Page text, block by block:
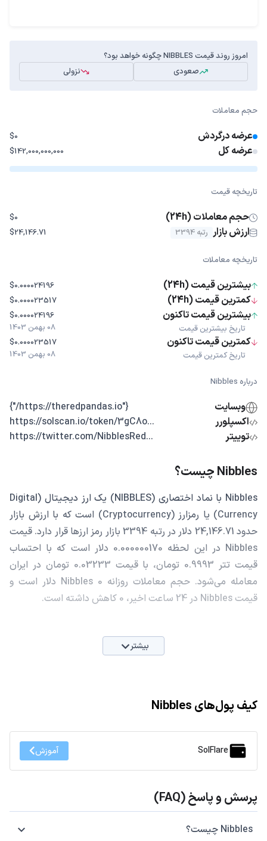
امروز روند قیمت NIBBLES چگونه خواهد بود؟
صعودی
نزولی
حجم معاملات
عرضه درگردش $0
عرضه کل $142,000,000,000
تاریخچه قیمت
حجم معاملات (24h) $0
ارزش بازار رتبه 3394 $24,146.71
تاریخچه معاملات
بیشترین قیمت (24h) $0.000024196
کمترین قیمت (24h) $0.000023517
بیشترین قیمت تاکنون
تاریخ بیشترین قیمت
$0.000024196
08 بهمن 1403
کمترین قیمت تاکنون
تاریخ کمترین قیمت
$0.000023517
08 بهمن 1403
درباره Nibbles
وبسایت
{"https://theredpandas.io/"}
اکسپلورر
...https://solscan.io/token/3gC8o
توییتر
...https://twitter.com/NibblesRed
Nibbles چیست؟
Nibbles با نماد اختصاری (NIBBLES) یک ارز دیجیتال (Digital
Currency) یا رمزارز (Cryptocurrency) است که با ارزش بازار
حدود 24,146.71 دلار در رتبه 3394 بازار رمز ارزها قرار دارد. قیمت
Nibbles در این لحظه 0.000000170 دلار است که با احتساب
قیمت تتر 0.9993 تومان، با قیمت 0.03233 تومان در ایران
معامله می‌شود. حجم معاملات روزانه Nibbles 0 دلار است و
قیمت Nibbles در 24 ساعت اخیر، 0 کاهش داشته است.
بیشتر
کیف پول‌های Nibbles
SolFlare آموزش
پرسش و پاسخ (FAQ)
Nibbles چیست؟